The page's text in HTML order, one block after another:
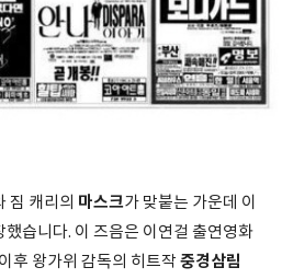
짐 캐리의 마스크가 맞붙는 가운데 이
했습니다. 이 즈음은 이연걸 출연영화
후 왕가위 감독의 히트작 중경삼림